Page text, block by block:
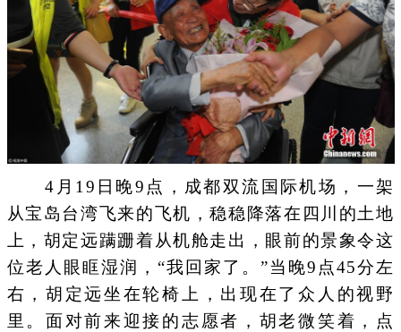
4月19日晚9点，成都双流国际机场，一架
从宝岛台湾飞来的飞机，稳稳降落在四川的土地
上，胡定远蹒跚着从机舱走出，眼前的景象令这
位老人眼眶湿润，“我回家了。”当晚9点45分左
右，胡定远坐在轮椅上，出现在了众人的视野
里。面对前来迎接的志愿者，胡老微笑着，点